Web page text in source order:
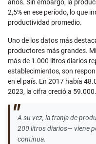
años. Sin embargo, la
2,5% en ese período, lo que
productividad promedio.
Uno de los datos más
productores más grandes.
más de 1.000 litros diarios
establecimientos, son
en el país. En 2017 había
2023, la cifra creció a 59.000.
A su vez, la franja de
200 litros diarios— viene
continua.